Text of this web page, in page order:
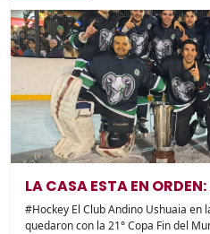
LA CASA ESTA EN
#Hockey El Club Andino Ushuaia
quedaron con la 21° Copa Fin del